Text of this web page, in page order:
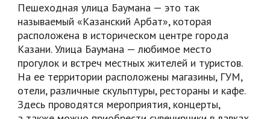
Пешеходная улица Баумана — это так
называемый «Казанский Арбат», которая
расположена в историческом центре города
Казани. Улица Баумана — любимое место
прогулок и встреч местных жителей и туристов.
На ее территории расположены магазины, ГУМ,
отели, различные скульптуры, рестораны и кафе.
Здесь проводятся мероприятия, концерты,